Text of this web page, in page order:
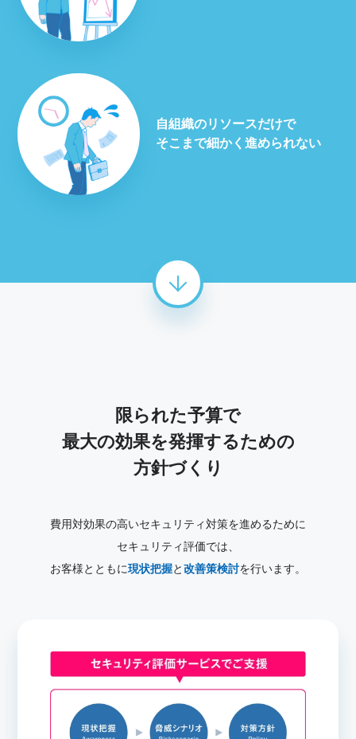
自組織のリソースだけで
そこまで細かく進められない
限られた予算で
最大の効果を発揮するための
方針づくり
費用対効果の高いセキュリティ対策を進めるために
セキュリティ評価では、
お客様とともに現状把握と改善策検討を行います。